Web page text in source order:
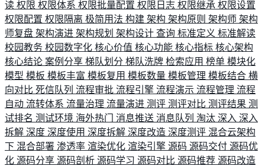
读 权限 权限体系 权限批量配置 权限日志 权限继承 权限设置
权限配置 权限隔离 极简用法 构建 架构 架构原则 架构师 架构
师复盘 架构演进 架构规划 架构设计 查询 标准定义 标准解读
校园教务 校园数字化 核心价值 核心功能 核心指标 核心架构
核心结论 案例分享 梯队划分 梯队洗牌 检索应用 榜单 模块化
模型 模板 模板丰富 模板复用 模板数量 模板管理 模板结合 横
向对比 死信队列 流程审批 流程引擎 流程演示 流程管理 流程
自动 流转体系 流量治理 流量演进 测评 测评对比 测评结果 测
试排名 测试环境 海外热门 消息推送 消息队列 淘汰 深入 深入
拆解 深度 深度使用 深度拆解 深度改造 深度测评 混合云架构
下 混合部署 渗透率 渲染优化 渲染引擎 源码 源码交付 源码优
化 源码分享 源码剖析 源码学习 源码对比 源码推荐 源码改造